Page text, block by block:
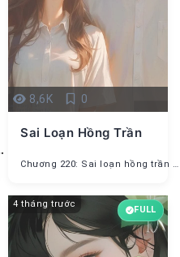
8,6K 0
Sai Loạn Hồng Trần
Chương 220: Sai loạn hồng trần (HOÀN)
4 tháng trước
FULL